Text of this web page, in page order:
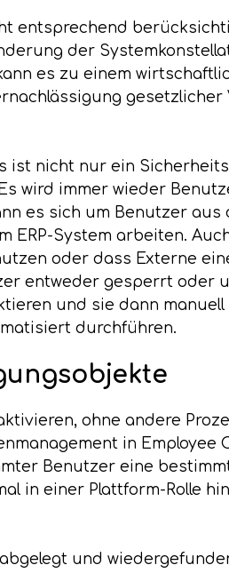
entsprechend
der
es zu einem
gesetzlicher
ist nicht nur ein
wird immer wieder
es sich um Benutzer
ERP-System arbeiten.
oder dass Externe
entweder gesperrt oder
und sie dann
durchführen.
ohne andere
in
Benutzer eine
in einer Plattform-Rolle
und